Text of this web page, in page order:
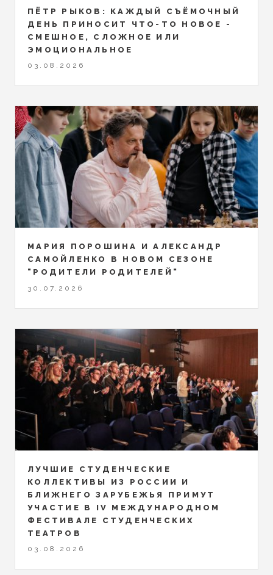
ПЁТР РЫКОВ: КАЖДЫЙ СЪЁМОЧНЫЙ
ДЕНЬ ПРИНОСИТ ЧТО-ТО НОВОЕ -
СМЕШНОЕ, СЛОЖНОЕ ИЛИ
ЭМОЦИОНАЛЬНОЕ
03.08.2026
МАРИЯ ПОРОШИНА И АЛЕКСАНДР
САМОЙЛЕНКО В НОВОМ СЕЗОНЕ
"РОДИТЕЛИ РОДИТЕЛЕЙ"
30.07.2026
ЛУЧШИЕ СТУДЕНЧЕСКИЕ
КОЛЛЕКТИВЫ ИЗ РОССИИ И
БЛИЖНЕГО ЗАРУБЕЖЬЯ ПРИМУТ
УЧАСТИЕ В IV МЕЖДУНАРОДНОМ
ФЕСТИВАЛЕ СТУДЕНЧЕСКИХ
ТЕАТРОВ
03.08.2026